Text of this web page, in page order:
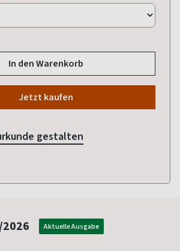
In den Warenkorb
Jetzt kaufen
gestalten
Aktuelle Ausgabe